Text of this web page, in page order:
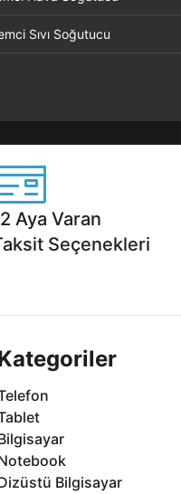
Sıvı Soğutucu
Aya Varan
Seçenekleri
Bilgisayar